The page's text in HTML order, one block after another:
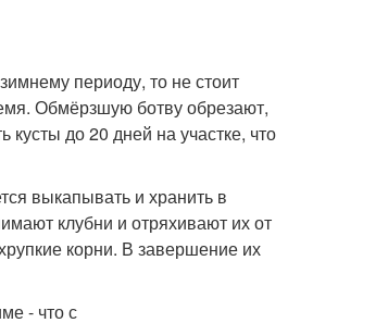
периоду, то не стоит
Обмёрзшую ботву обрезают,
до 20 дней на участке, что
выкапывать и хранить в
клубни и отряхивают их от
корни. В завершение их